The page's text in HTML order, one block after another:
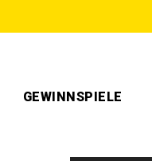
GEWINNSPIELE